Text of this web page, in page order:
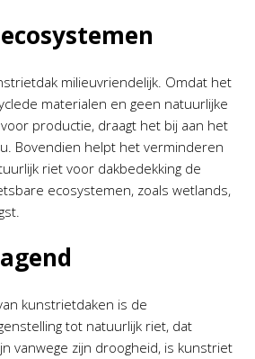
milieuvriendelijk. Omdat het
materialen en geen natuurlijke
productie, draagt het bij aan het
Bovendien helpt het verminderen
riet voor dakbedekking de
ecosystemen, zoals wetlands,
kunstrietdaken is de
tot natuurlijk riet, dat
vanwege zijn droogheid, is kunstriet